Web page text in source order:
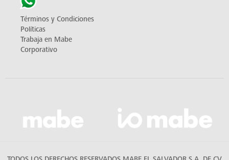
Términos y Condiciones
Políticas
Trabaja en Mabe
Corporativo